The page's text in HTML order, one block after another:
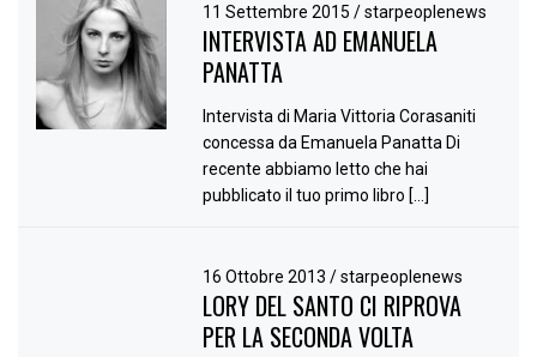
11 Settembre 2015/ starpeoplenews
INTERVISTA AD EMANUELA
PANATTA
Intervista di Maria Vittoria Corasaniti
concessa da Emanuela Panatta Di
recente abbiamo letto che hai
pubblicato il tuo primo libro […]
16 Ottobre 2013/ starpeoplenews
LORY DEL SANTO CI RIPROVA
PER LA SECONDA VOLTA